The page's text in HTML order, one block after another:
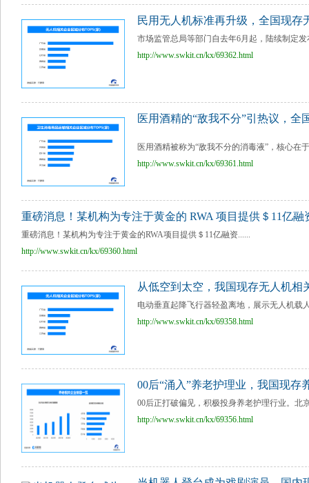
民用无人机标准再升级，全国现存
市场监管总局等部门自去年6月起，陆续制定
http://www.swkit.cn/kx/69362.html
医用酒精的“敌我不分”引热议，全
医用酒精被称为“敌我不分的消毒液”，核心在
http://www.swkit.cn/kx/69361.html
重磅消息！某机构为专注于黄金的 RWA 项目提供＄11亿融
重磅消息！某机构为专注于黄金的RWA项目提供＄11亿融资......
http://www.swkit.cn/kx/69360.html
从低空到太空，我国现存无人机相
电动垂直起降飞行器轻盈离地，展示无人机载
http://www.swkit.cn/kx/69358.html
00后“涌入”养老护理业，我国现存
00后正打破偏见，积极投身养老护理行业。北
http://www.swkit.cn/kx/69356.html